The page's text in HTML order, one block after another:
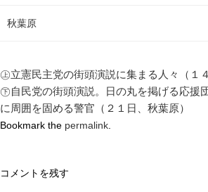
秋葉原
㊤立憲民主党の街頭演説に集まる人々（１
㊦自民党の街頭演説。日の丸を掲げる応援
に周囲を固める警官（２１日、秋葉原）
Bookmark the permalink
コメントを残す